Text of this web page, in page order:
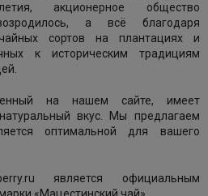
акционерное общество
а всё благодаря
сортов на плантациях и
к историческим традициям
на нашем сайте, имеет
вкус. Мы предлагаем
оптимальной для вашего
является официальным